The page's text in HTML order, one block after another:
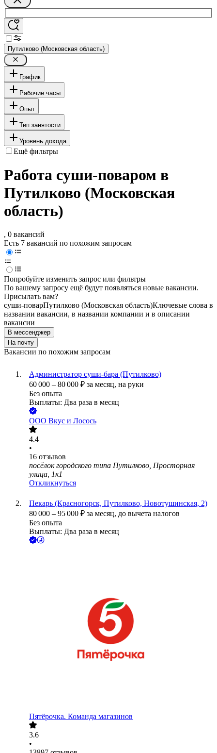
Путилково (Московская область)
График
Рабочие часы
Опыт
Тип занятости
Уровень дохода
Ещё фильтры
Работа суши-поваром в
Путилково (Московская
область)
, 0 вакансий
Есть 7 вакансий по похожим запросам
Попробуйте изменить запрос или фильтры
По вашему запросу ещё будут появляться новые вакансии.
Присылать вам?
суши-поварПутилково (Московская область)Ключевые слова в
названии вакансии, в названии компании и в описании
вакансии
В мессенджер
На почту
Вакансии по похожим запросам
Администратор суши-бара (Путилково)
60 000 – 80 000 ₽ за месяц, на руки
Без опыта
Выплаты: Два раза в месяц
ООО Вкус и Лосось
4.4
•
16 отзывов
посёлок городского типа Путилково, Просторная
улица, 1к1
Откликнуться
Пекарь (Красногорск, Путилково, Новотушинская, 2)
80 000 – 95 000 ₽ за месяц, до вычета налогов
Без опыта
Выплаты: Два раза в месяц
Пятёрочка. Команда магазинов
3.6
•